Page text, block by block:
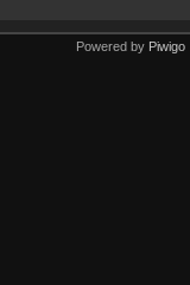
Powered by Piwigo